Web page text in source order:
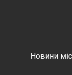
Новини